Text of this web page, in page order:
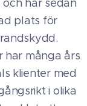
och har sedan
plats för
har många års
klienter med
i olika